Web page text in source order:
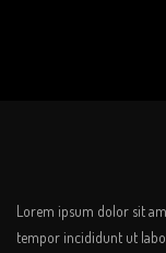
Lorem ipsum dolor sit
tempor incididunt ut